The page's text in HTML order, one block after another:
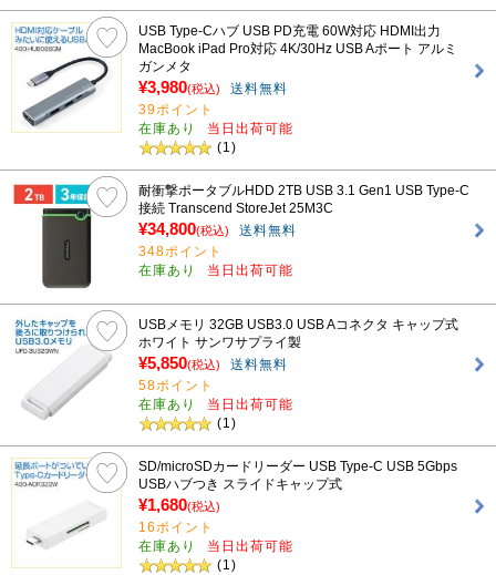
USB Type-Cハブ USB PD充電 60W対応 HDMI出力
MacBook iPad Pro対応 4K/30Hz USB Aポート アルミ
ガンメタ
¥3,980(税込)
送料無料
39ポイント
在庫あり
当日出荷可能
(1)
耐衝撃ポータブルHDD 2TB USB 3.1 Gen1 USB Type-C
接続 Transcend StoreJet 25M3C
¥34,800(税込)
送料無料
348ポイント
在庫あり
当日出荷可能
USBメモリ 32GB USB3.0 USB Aコネクタ キャップ式
ホワイト サンワサプライ製
¥5,850(税込)
送料無料
58ポイント
在庫あり
当日出荷可能
(1)
SD/microSDカードリーダー USB Type-C USB 5Gbps
USBハブつき スライドキャップ式
¥1,680(税込)
16ポイント
在庫あり
当日出荷可能
(1)